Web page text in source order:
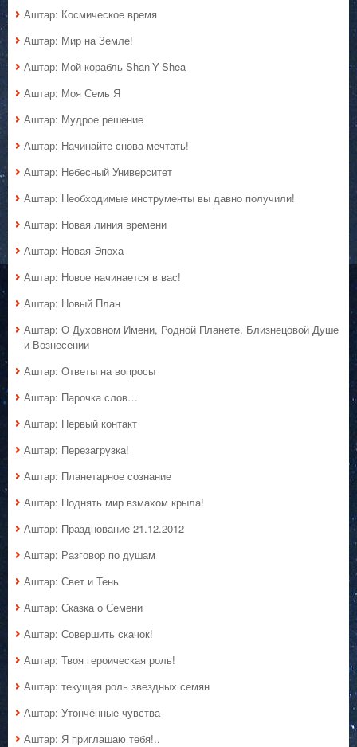
Аштар: Космическое время
Аштар: Мир на Земле!
Аштар: Мой корабль Shan-Y-Shea
Аштар: Моя Семь Я
Аштар: Мудрое решение
Аштар: Начинайте снова мечтать!
Аштар: Небесный Университет
Аштар: Необходимые инструменты вы давно получили!
Аштар: Новая линия времени
Аштар: Новая Эпоха
Аштар: Новое начинается в вас!
Аштар: Новый План
Аштар: О Духовном Имени, Родной Планете, Близнецовой Душе
и Вознесении
Аштар: Ответы на вопросы
Аштар: Парочка слов…
Аштар: Первый контакт
Аштар: Перезагрузка!
Аштар: Планетарное сознание
Аштар: Поднять мир взмахом крыла!
Аштар: Празднование 21.12.2012
Аштар: Разговор по душам
Аштар: Свет и Тень
Аштар: Сказка о Семени
Аштар: Совершить скачок!
Аштар: Твоя героическая роль!
Аштар: текущая роль звездных семян
Аштар: Утончённые чувства
Аштар: Я приглашаю тебя!..